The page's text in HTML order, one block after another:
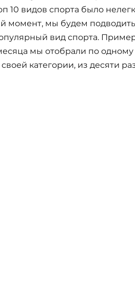
10 видов спорта было
момент, мы будем
вид спорта.
мы отобрали по
своей категории, из десяти